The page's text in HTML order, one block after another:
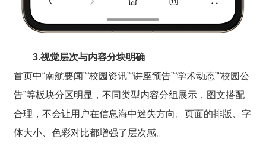
3.视觉层次与内容分块明确
首页中“南航要闻”“校园资讯”“讲座预告”“学术动态”“校园公
告”等板块分区明显，不同类型内容分组展示，图文搭配
合理，不会让用户在信息海中迷失方向。页面的排版、字
体大小、色彩对比都增强了层次感。